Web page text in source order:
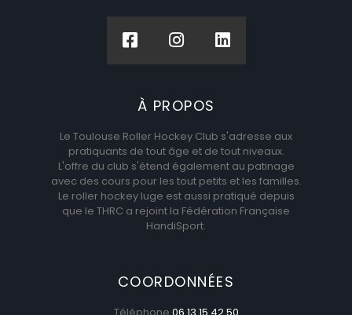
À PROPOS
Le Toulouse Roller Hockey Club s'adresse aux
pratiquants de tout âge et de tout niveaux.
L'offre du club s'étend également au patinage
avec des cours pour les tout petits et les familles.
Le roller hockey luge est aussi pratiqué depuis
que le THRC a rejoint la Fédération Française
HandiSport.
COORDONNÉES